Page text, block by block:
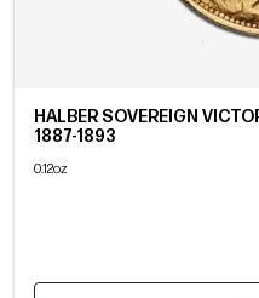
HALBER SOVEREIGN
1887-1893
0.12oz